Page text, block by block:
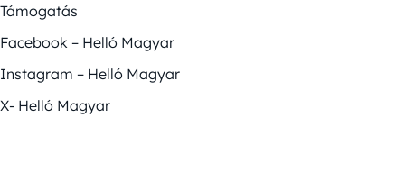
Támogatás
Facebook – Helló Magyar
Instagram – Helló Magyar
X- Helló Magyar